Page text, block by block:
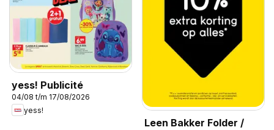
yess! Publicité
04/08 t/m 17/08/2026
yess!
Leen Bakker Folder /